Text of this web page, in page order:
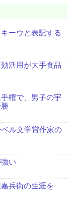
ーウと表記する
活用が大手食品
権で、男子の宇
ベル文学賞作家の
い
兵衛の生涯を